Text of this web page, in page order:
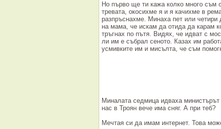
Но първо ще ти кажа колко много
тревата, окосихме я и я качихме в
разпръснахме. Минаха пет или
на мама, че искам да отида да карам
тръгнах по пътя. Видях, че идват с
ли им е събрал сеното. Казах им
усмивките им и мисълта, че съм
Миналата седмица идваха
нас в Троян вече има сняг. А при теб?
Мечтая си да имам интернет. Това